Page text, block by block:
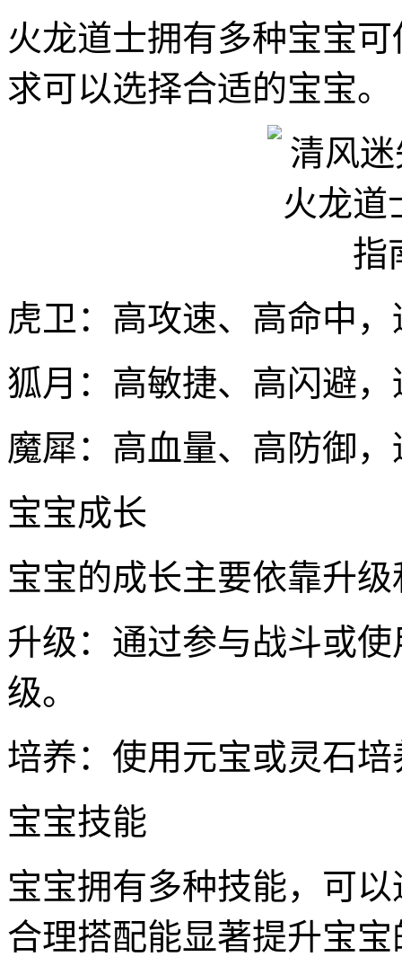
火龙道士拥有多种宝宝
求可以选择合适的宝宝。
虎卫：高攻速、高命中
狐月：高敏捷、高闪避
魔犀：高血量、高防御
宝宝成长
宝宝的成长主要依靠升
升级：通过参与战斗或
级。
培养：使用元宝或灵石
宝宝技能
宝宝拥有多种技能，可
合理搭配能显著提升宝